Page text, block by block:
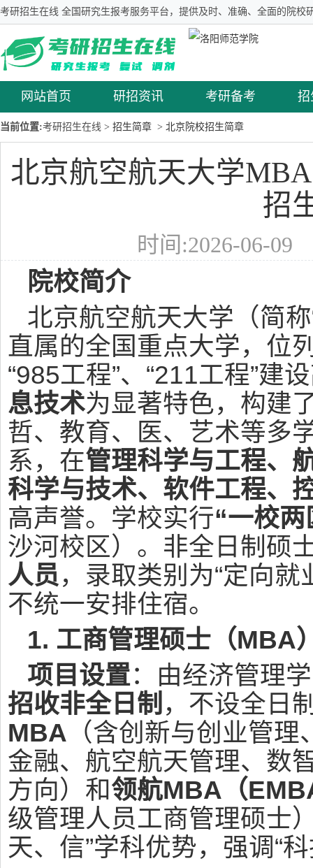
考研招生在线 全国研究生报考服务平台，提供及时、准确、全面的院校
网站首页 研招资讯 考研备考 招
当前位置:考研招生在线 > 招生简章 > 北京院校招生简章
北京航空航天大学
招
时间:2026-06-
院校简介
北京航空航天大学（简
直属的全国重点大学，位
“985工程”、“211工程”建
息技术为显著特色，构建
哲、教育、医、艺术等多
系，在管理科学与工程、
科学与技术、软件工程、
高声誉。学校实行“一校
沙河校区）。非全日制硕
人员 ，录取类别为“定向
不统一安排住宿。
1. 工商管理硕士（MBA
项目设置：由经济管理
招收非全日制 ，不设全日
MBA （含创新与创业管
金融、航空航天管理、数
方向）和领航MBA（
级管理人员工商管理硕士
天、信”学科优势，强调“